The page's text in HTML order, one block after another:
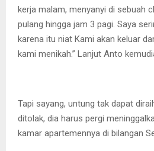
kerja malam, menyanyi di sebuah
pulang hingga jam 3 pagi. Saya
karena itu niat Kami akan keluar
kami menikah.” Lanjut Anto
Tapi sayang, untung tak dapat
ditolak, dia harus pergi
kamar apartemennya di bilangan